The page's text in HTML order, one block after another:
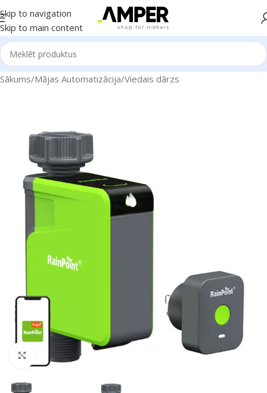
Skip to navigation
Skip to main content
Sākums/Mājas Automatizācija/Viedais dārzs
Noklikšķiniet, lai palielinātu